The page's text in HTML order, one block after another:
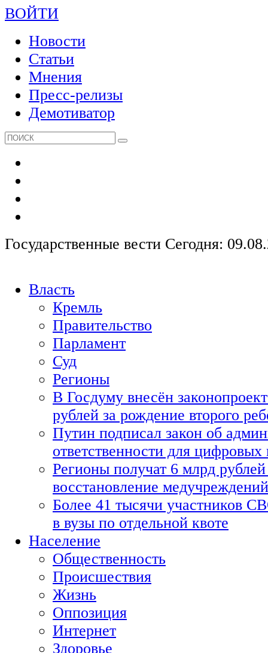
ВОЙТИ
Новости
Статьи
Мнения
Пресс-релизы
Демотиватор
Государственные вести Сегодня:
Власть
Кремль
Правительство
Парламент
Суд
Регионы
В Госдуму внесён
рублей за рождение второго
Путин подписал закон об
ответственности для
Регионы получат 6 млрд рублей
восстановление медучреждений
Более 41 тысячи участников
в вузы по отдельной квоте
Население
Общественность
Происшествия
Жизнь
Оппозиция
Интернет
Здоровье